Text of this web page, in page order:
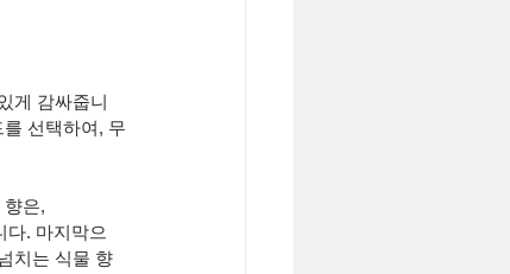
게 감싸줍니
선택하여, 무
은,
다. 마지막으
치는 식물 향